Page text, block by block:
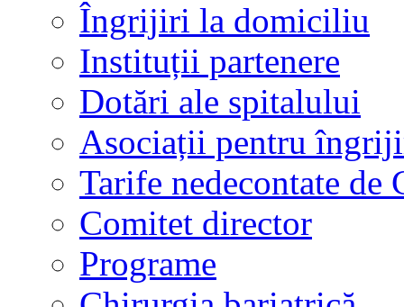
Îngrijiri la domiciliu
Instituții partenere
Dotări ale spitalului
Asociații pentru
Tarife nedecontate de
Comitet director
Programe